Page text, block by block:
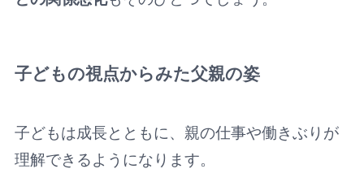
子どもの視点からみた父親の姿
子どもは成長とともに、親の仕事や働きぶりが
理解できるようになります。